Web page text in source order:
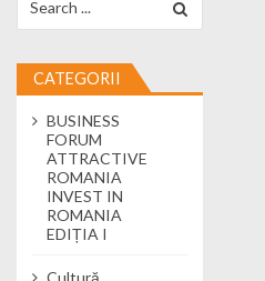
CATEGORII
BUSINESS
FORUM
ATTRACTIVE
ROMANIA
INVEST IN
ROMANIA
EDIȚIA I
Cultură